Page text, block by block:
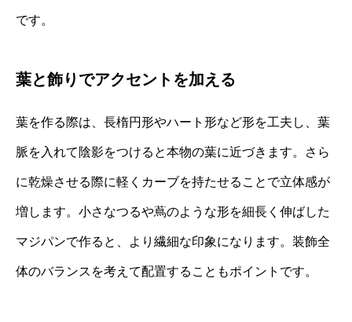
です。
葉と飾りでアクセントを加える
葉を作る際は、長楕円形やハート形など形を工夫し、葉
脈を入れて陰影をつけると本物の葉に近づきます。さら
に乾燥させる際に軽くカーブを持たせることで立体感が
増します。小さなつるや蔦のような形を細長く伸ばした
マジパンで作ると、より繊細な印象になります。装飾全
体のバランスを考えて配置することもポイントです。